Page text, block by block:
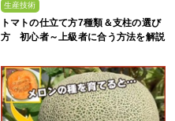
生産技術
トマトの仕立て方7種類＆支柱の選び
方 初心者～上級者に合う方法を解説